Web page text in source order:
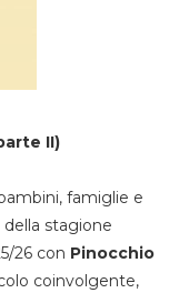
II)
famiglie e
stagione
26 con Pinocchio
coinvolgente,